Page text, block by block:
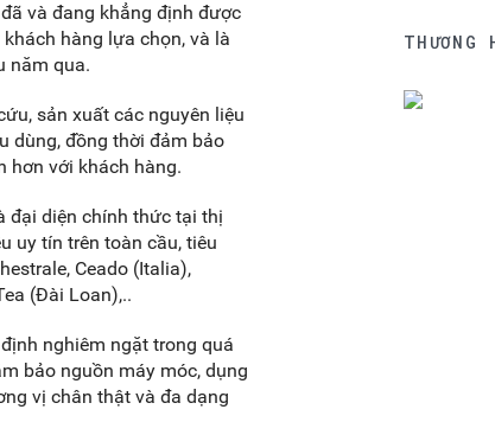
và đang khẳng định được
hàng lựa chọn, và là
năm qua.
sản xuất các nguyên liệu
dùng, đồng thời đảm bảo
hơn với khách hàng.
đại diện chính thức tại thị
uy tín trên toàn cầu, tiêu
Ceado (Italia),
(Đài Loan),..
nghiêm ngặt trong quá
bảo nguồn máy móc, dụng
vị chân thật và đa dạng
THƯƠNG